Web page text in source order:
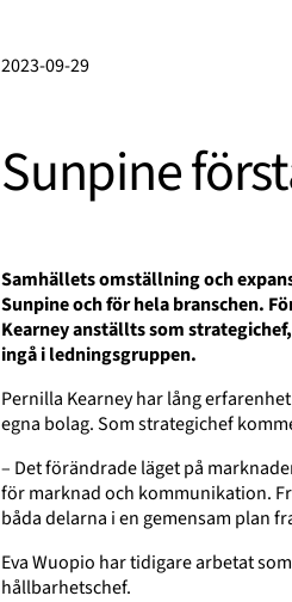
Sunpine
Samhällets omställning och
Sunpine och för hela branschen.
Kearneyanställts som strategichef
ingå i ledningsgruppen.
Pernilla Kearney har lång
egna bolag. Som strategichef
– Det förändrade läget på
för marknad och kommunikation.
båda delarna i en gemensam plan
Eva Wuopio har tidigare arbetat
hållbarhetschef.
2023-09-29